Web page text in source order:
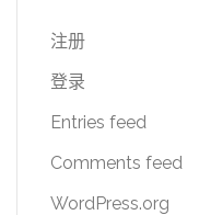
注册
登录
Entries feed
Comments feed
WordPress.org